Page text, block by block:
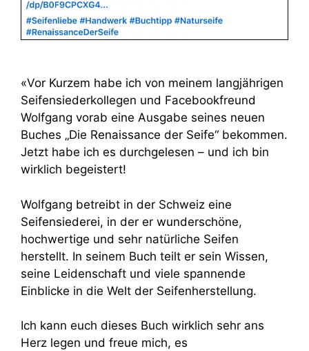
«Vor Kurzem habe ich von meinem langjährigen
Seifensiederkollegen und Facebookfreund
Wolfgang vorab eine Ausgabe seines neuen
Buches „Die Renaissance der Seife“ bekommen.
Jetzt habe ich es durchgelesen – und ich bin
wirklich begeistert!
Wolfgang betreibt in der Schweiz eine
Seifensiederei, in der er wunderschöne,
hochwertige und sehr natürliche Seifen
herstellt. In seinem Buch teilt er sein Wissen,
seine Leidenschaft und viele spannende
Einblicke in die Welt der Seifenherstellung.
Ich kann euch dieses Buch wirklich sehr ans
Herz legen und freue mich, es